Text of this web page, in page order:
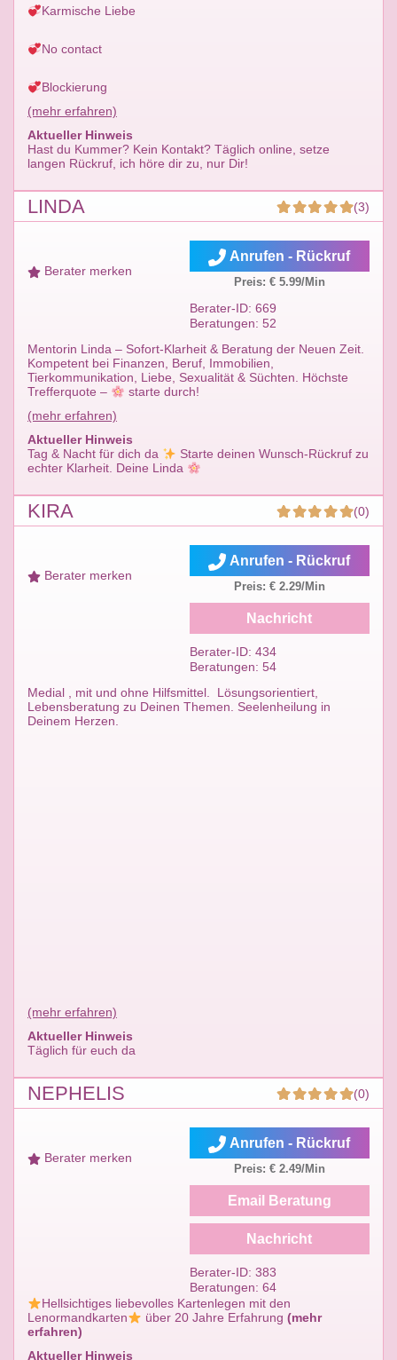
Karmische Liebe
No contact
Blockierung
(mehr erfahren)
Aktueller Hinweis
Hast du Kummer? Kein Kontakt? Täglich online, setze
langen Rückruf, ich höre dir zu, nur Dir!
LINDA (3)
Berater merken
Mentorin Linda – Sofort-Klarheit & Beratung der Neuen Zeit.
Kompetent bei Finanzen, Beruf, Immobilien,
Tierkommunikation, Liebe, Sexualität & Süchten. Höchste
Trefferquote –
starte durch!
(mehr erfahren)
Aktueller Hinweis
Tag & Nacht für dich da
Starte deinen Wunsch-Rückruf zu
echter Klarheit. Deine Linda
Anrufen - Rückruf
Preis: € 5.99/Min
Berater-ID: 669
Beratungen: 52
KIRA (0)
Berater merken
Medial , mit und ohne Hilfsmittel. Lösungsorientiert,
Lebensberatung zu Deinen Themen. Seelenheilung in
Deinem Herzen.
(mehr erfahren)
Aktueller Hinweis
Täglich für euch da
Anrufen - Rückruf
Preis: € 2.29/Min
Nachricht
Berater-ID: 434
Beratungen: 54
NEPHELIS (0)
Berater merken
Hellsichtiges liebevolles Kartenlegen mit den
Lenormandkarten
über 20 Jahre Erfahrung (mehr
erfahren)
Aktueller Hinweis
Anrufen - Rückruf
Preis: € 2.49/Min
Email Beratung
Nachricht
Berater-ID: 383
Beratungen: 64